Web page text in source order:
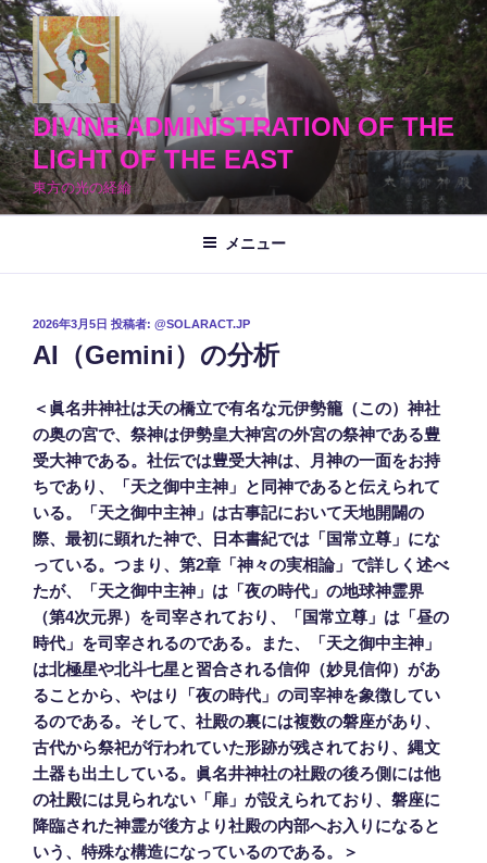
コ
ン
テ
ン
ツ
へ
ス
キ
ッ
DIVINE ADMINISTRATION OF THE
LIGHT OF THE EAST
東方の光の経綸
メニュー
投
稿
日:
2026年3月5日 投稿者: @SOLARACT.JP
AI（Gemini）の分析
＜眞名井神社は天の橋立で有名な元伊勢籠（この）神社
の奥の宮で、祭神は伊勢皇大神宮の外宮の祭神である豊
受大神である。社伝では豊受大神は、月神の一面をお持
ちであり、「天之御中主神」と同神であると伝えられて
いる。「天之御中主神」は古事記において天地開闢の
際、最初に顕れた神で、日本書紀では「国常立尊」にな
っている。つまり、第2章「神々の実相論」で詳しく述べ
たが、「天之御中主神」は「夜の時代」の地球神霊界
（第4次元界）を司宰されており、「国常立尊」は「昼の
時代」を司宰されるのである。また、「天之御中主神」
は北極星や北斗七星と習合される信仰（妙見信仰）があ
ることから、やはり「夜の時代」の司宰神を象徴してい
るのである。そして、社殿の裏には複数の磐座があり、
古代から祭祀が行われていた形跡が残されており、縄文
土器も出土している。眞名井神社の社殿の後ろ側には他
の社殿には見られない「扉」が設えられており、磐座に
降臨された神霊が後方より社殿の内部へお入りになると
いう、特殊な構造になっているのである。＞